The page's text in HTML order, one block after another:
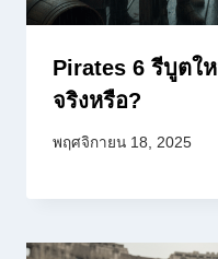
Pirates 6 รีบูตใ
จริงหรือ?
พฤศจิกายน 18, 2025